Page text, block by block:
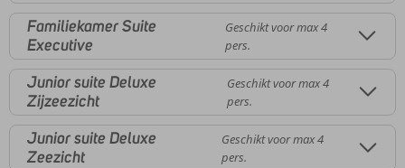
Familiekamer Suite
Executive
Geschikt voor max 4
pers.
Junior suite Deluxe
Zijzeezicht
Geschikt voor max 4
pers.
Junior suite Deluxe
Zeezicht
Geschikt voor max 4
pers.